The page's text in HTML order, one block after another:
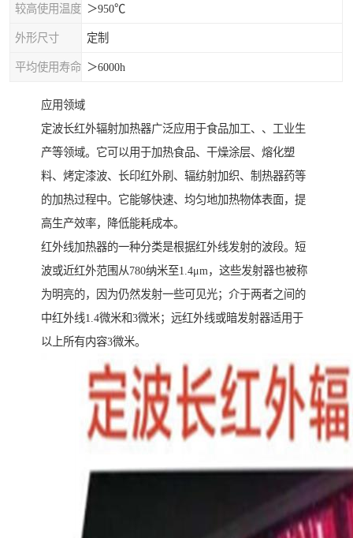
较高使用温度 ＞950℃
外形尺寸 定制
平均使用寿命 ＞6000h
应用领域
定波长红外辐射加热器广泛应用于食品加工、、工业生
产等领域。它可以用于加热食品、干燥涂层、熔化塑
料、烤定漆波、长印红外刷、辐纺射加织、制热器药等
的加热过程中。它能够快速、均匀地加热物体表面，提
高生产效率，降低能耗成本。
红外线加热器的一种分类是根据红外线发射的波段。短
波或近红外范围从780纳米至1.4μm，这些发射器也被称
为明亮的，因为仍然发射一些可见光；介于两者之间的
中红外线1.4微米和3微米；远红外线或暗发射器适用于
以上所有内容3微米。